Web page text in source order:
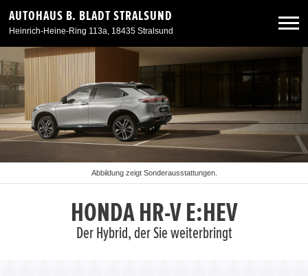
AUTOHAUS B. BLADT STRALSUND
Heinrich-Heine-Ring 113a, 18435 Stralsund
Neuwagen
Gebrauchtwagen
Abbildung zeigt Sonderausstattungen.
HONDA HR-V E:HEV
Der Hybrid, der Sie weiterbringt